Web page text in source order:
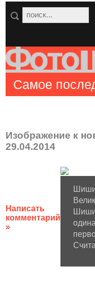
Самое
Изображение к
29.04.2014
Написать
комментарий
»